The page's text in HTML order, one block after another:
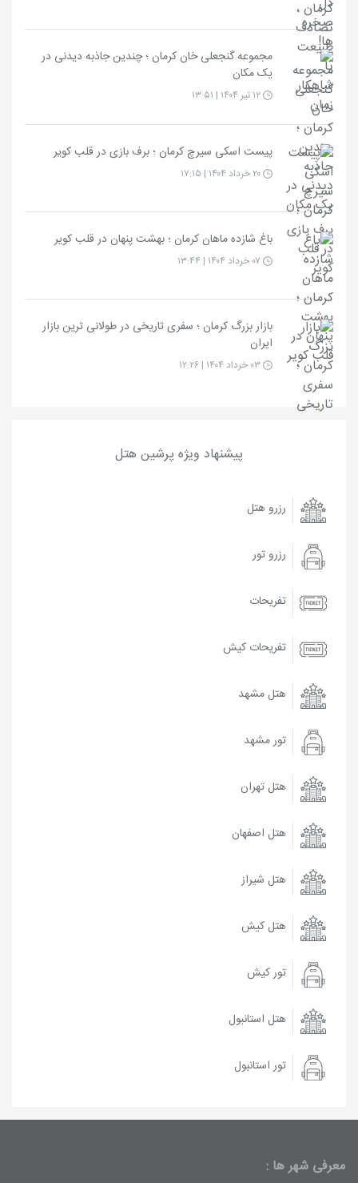
مجموعه گنجعلی خان کرمان ؛ چندین جاذبه دیدنی در
یک مکان
پیست اسکی سیرچ کرمان ؛ برف بازی در قلب کویر
باغ شازده ماهان کرمان ؛ بهشت پنهان در قلب کویر
بازار بزرگ کرمان ؛ سفری تاریخی در طولانی‌ ترین بازار
ایران
پیشنهاد ویژه پرشین هتل
رزرو هتل
رزرو تور
تفریحات
تفریحات کیش
هتل مشهد
تور مشهد
هتل تهران
هتل اصفهان
هتل شیراز
هتل کیش
تور کیش
هتل استانبول
تور استانبول
معرفی شهر ها :